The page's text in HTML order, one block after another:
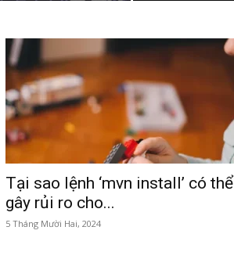
Tại sao lệnh ‘mvn install’ có thể
gây rủi ro cho...
5 Tháng Mười Hai, 2024